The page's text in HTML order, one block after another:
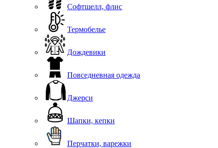
Софтшелл, флис
Термобелье
Дождевики
Повседневная одежда
Джерси
Шапки, кепки
Перчатки, варежки